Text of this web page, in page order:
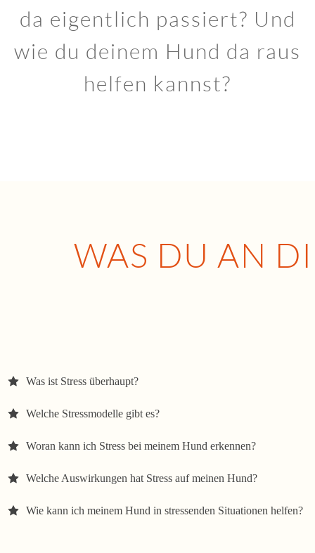
da eigentlich passiert? Und
wie du deinem Hund da raus
helfen kannst?
WAS DU AN
Was ist Stress überhaupt?
Welche Stressmodelle gibt es?
Woran kann ich Stress bei meinem Hund erkennen?
Welche Auswirkungen hat Stress auf meinen Hund?
Wie kann ich meinem Hund in stressenden Situationen helfen?